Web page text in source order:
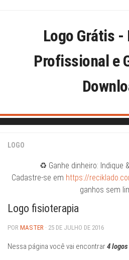
Logo Grátis
Profissional e
LOGO
♻️ Ganhe dinheiro: Indique
Cadastre-se em https://
ganhos sem
Logo fisioterapia
POR MASTER · 25 DE JULHO DE 2016
Nessa página você vai encontrar4